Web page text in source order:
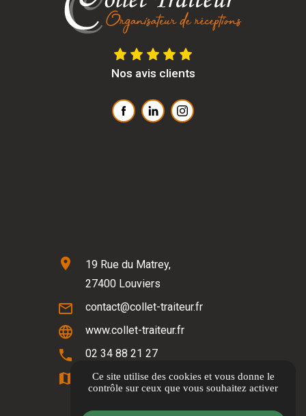
Nos avis clients
location_on
19 Rue du Matrey,
27400 Louviers
mail_outline contact@collet-traiteur.fr
language www.collet-traiteur.fr
phone 02 34 88 21 27
map Itinéraire
Ce site utilise des cookies et vous donne le
contrôle sur ceux que vous souhaitez activer